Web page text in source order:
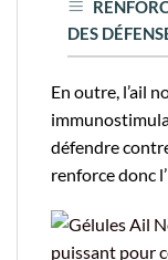
DES
En outre, l’ail
défendre
renforce donc l’